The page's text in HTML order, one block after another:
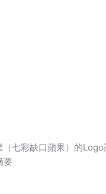
七彩缺口蘋果）的
要